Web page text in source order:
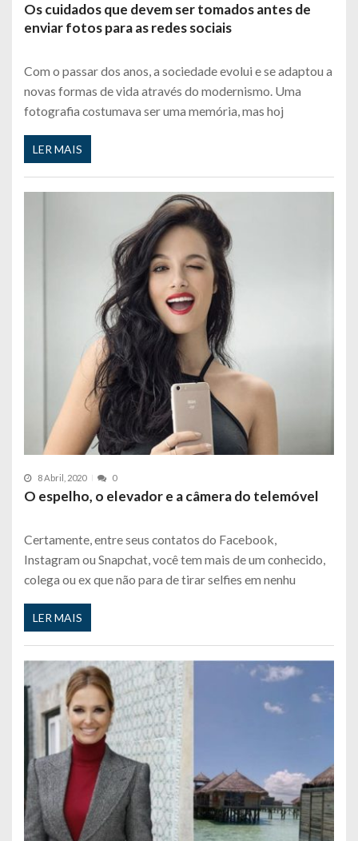
Os cuidados que devem ser tomados antes de
enviar fotos para as redes sociais
Com o passar dos anos, a sociedade evolui e se adaptou a
novas formas de vida através do modernismo. Uma
fotografia costumava ser uma memória, mas hoj
LER MAIS
8 Abril, 2020 0
O espelho, o elevador e a câmera do telemóvel
Certamente, entre seus contatos do Facebook,
Instagram ou Snapchat, você tem mais de um conhecido,
colega ou ex que não para de tirar selfies em nenhu
LER MAIS